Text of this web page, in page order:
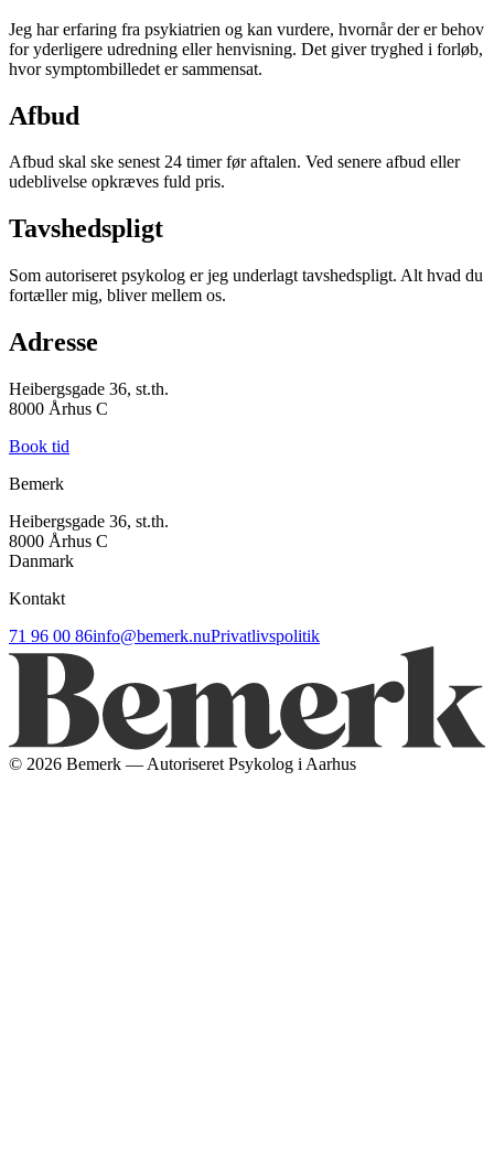
Jeg har erfaring fra psykiatrien og kan vurdere, hvornår der er behov
for yderligere udredning eller henvisning. Det giver tryghed i forløb,
hvor symptombilledet er sammensat.
Afbud
Afbud skal ske senest 24 timer før aftalen. Ved senere afbud eller
udeblivelse opkræves fuld pris.
Tavshedspligt
Som autoriseret psykolog er jeg underlagt tavshedspligt. Alt hvad du
fortæller mig, bliver mellem os.
Adresse
Heibergsgade 36, st.th.
8000 Århus C
Book tid
Bemerk
Heibergsgade 36, st.th.
8000 Århus C
Danmark
Kontakt
71 96 00 86info@bemerk.nuPrivatlivspolitik
© 2026 Bemerk — Autoriseret Psykolog i Aarhus